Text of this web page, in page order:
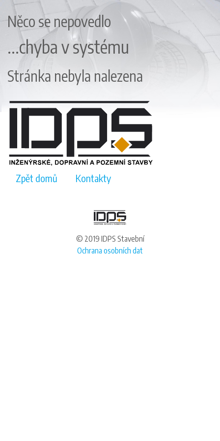
Něco se nepovedlo
...chyba v systému
Stránka nebyla nalezena
Zpět domů Kontakty
© 2019 IDPS Stavební
Ochrana osobních dat